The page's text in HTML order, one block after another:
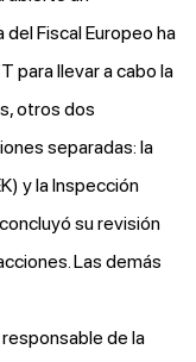
Fiscal Europeo ha
para llevar a cabo la
otros dos
separadas: la
) y la Inspección
su revisión
Las demás
de la